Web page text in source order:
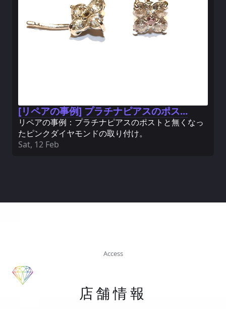
[リペアの事例] プラチナピアスのポス...
リペアの事例：プラチナピアスのポストと無くなっ
たピンクダイヤモンドの取り付け。
Sat, 12 Feb
Access
店舗情報